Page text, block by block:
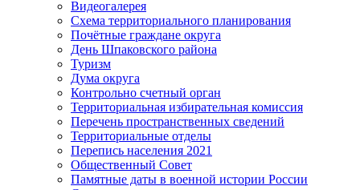
Видеогалерея
Схема территориального планирования
Почётные граждане округа
День Шпаковского района
Туризм
Дума округа
Контрольно счетный орган
Территориальная избирательная комиссия
Перечень пространственных сведений
Территориальные отделы
Перепись населения 2021
Общественный Совет
Памятные даты в военной истории России